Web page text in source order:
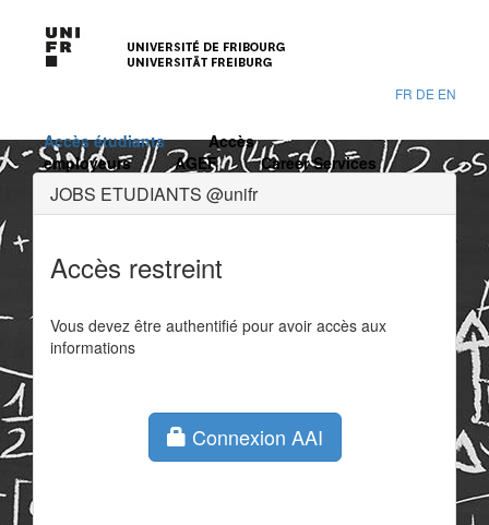
FR DE EN
Accès étudiants
Accès
employeurs
AGEF Career Services
JOBS ETUDIANTS @unifr
Accès restreint
Vous devez être authentifié pour avoir accès aux
informations
Connexion AAI